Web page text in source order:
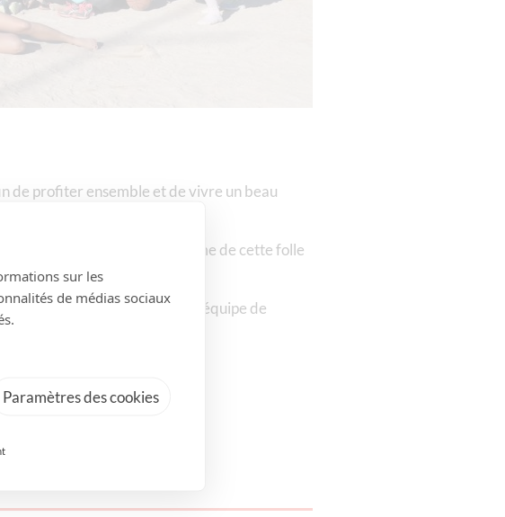
de profiter ensemble et de vivre un beau
souvenir !
sportives. Au programme de cette folle
la plage 🎉
avait de place que pour une équipe de
sur les
de médias sociaux
Paramètres des cookies